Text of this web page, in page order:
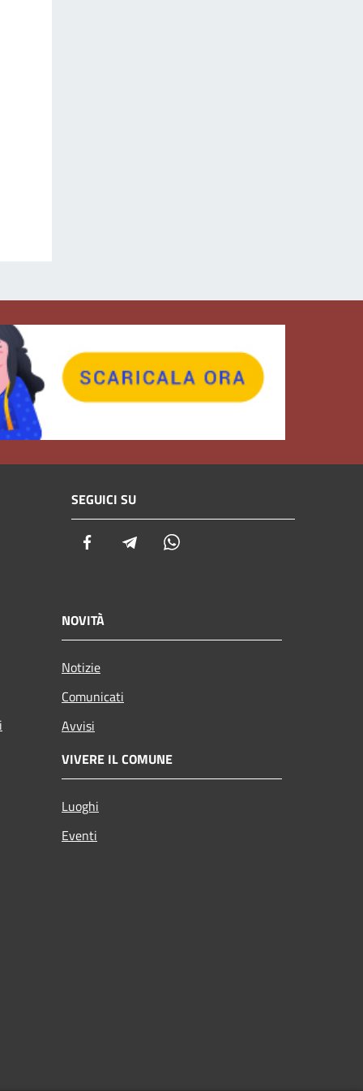
SEGUICI SU
Facebook Telegram
NOVITÀ
Notizie
Comunicati
Avvisi
VIVERE IL COMUNE
Luoghi
Eventi